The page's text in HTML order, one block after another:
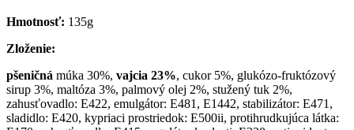
Hmotnosť: 135g
Zloženie:
pšeničná múka 30%, vajcia 23%, cukor 5%, glukózo-fruktózový
sirup 3%, maltóza 3%, palmový olej 2%, stužený tuk 2%,
zahusťovadlo: E422, emulgátor: E481, E1442, stabilizátor: E471,
sladidlo: E420, kypriaci prostriedok: E500ii, protihrudkujúca látka: